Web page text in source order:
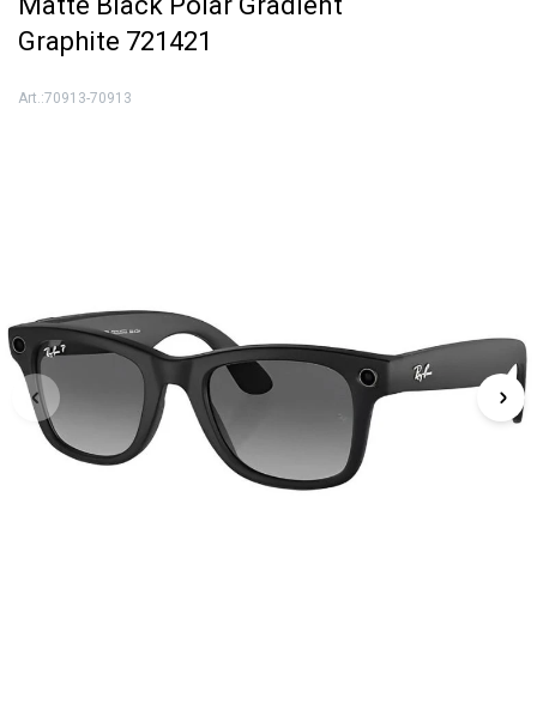
Graphite 721421
70913-70913